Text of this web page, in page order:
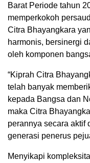
Barat Periode tahun
memperkokoh
Citra Bhayangkara
harmonis, bersinergi
oleh komponen
“Kiprah Citra
telah banyak
kepada Bangsa dan
maka Citra
perannya secara aktif
generasi penerus
Menyikapi